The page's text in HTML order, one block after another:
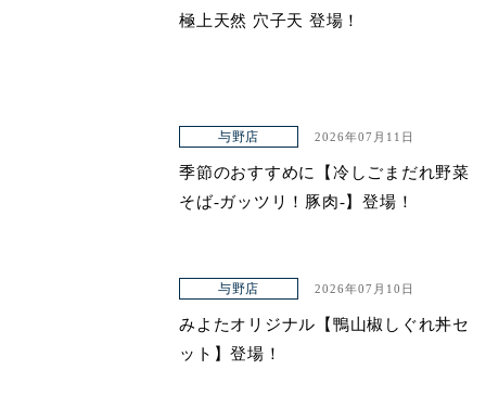
極上天然 穴子天 登場！
与野店 2026年07月11日
季節のおすすめに【冷しごまだれ野菜
そば-ガッツリ！豚肉-】登場！
与野店 2026年07月10日
みよたオリジナル【鴨山椒しぐれ丼セ
ット】登場！